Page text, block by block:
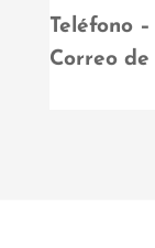
Teléfono –
Correo